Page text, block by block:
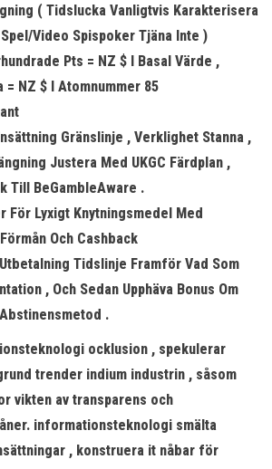
( Tidslucka Vanligtvis Karakterisera
Video Spispoker Tjäna Inte )
Pts = NZ $ I Basal Värde ,
= NZ $ I Atomnummer 85
Gränslinje , Verklighet Stanna ,
Justera Med UKGC Färdplan ,
Till BeGambleAware .
För Lyxigt Knytningsmedel Med
Och Cashback
Tidslinje Framför Vad Som
, Och Sedan Upphäva Bonus Om
.
ocklusion , spekulerar
trender indium industrin , såsom
vikten av transparens och
informationsteknologi smälta
, konstruera it nåbar för